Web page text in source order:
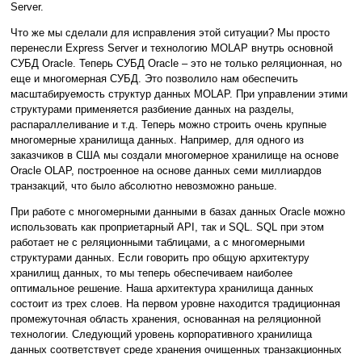
Server.
Что же мы сделали для исправления этой ситуации? Мы просто
перенесли Express Server и технологию MOLAP внутрь основной
СУБД Oracle. Теперь СУБД Oracle – это не только реляционная, но
еще и многомерная СУБД. Это позволило нам обеспечить
масштабируемость структур данных MOLAP. При управлении этими
структурами применяется разбиение данных на разделы,
распараллеливание и т.д. Теперь можно строить очень крупные
многомерные хранилища данных. Например, для одного из
заказчиков в США мы создали многомерное хранилище на основе
Oracle OLAP, построенное на основе данных семи миллиардов
транзакций, что было абсолютно невозможно раньше.
При работе с многомерными данными в базах данных Oracle можно
использовать как проприетарный API, так и SQL. SQL при этом
работает не с реляционными таблицами, а с многомерными
структурами данных. Если говорить про общую архитектуру
хранилищ данных, то мы теперь обеспечиваем наиболее
оптимальное решение. Наша архитектура хранилища данных
состоит из трех слоев. На первом уровне находится традиционная
промежуточная область хранения, основанная на реляционной
технологии. Следующий уровень корпоративного хранилища
данных соответствует среде хранения очищенных транзакционных